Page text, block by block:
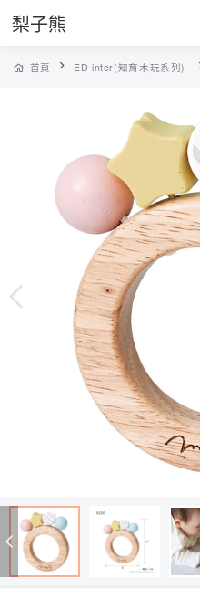
梨子熊
首頁 ED inter(知育木玩系列)